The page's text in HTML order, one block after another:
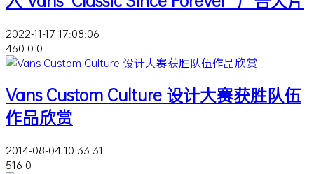
2022-11-17 17:08:06
460 0 0
Vans Custom Culture 设计大赛获胜队伍
作品欣赏
2014-08-04 10:33:31
516 0